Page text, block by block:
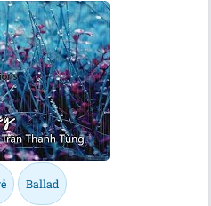
Ballad